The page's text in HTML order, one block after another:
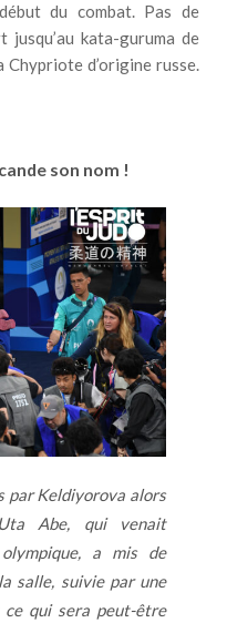
du combat. Pas de
kata-guruma de
Chypriote d’origine russe.
son nom !
par Keldiyorova alors
Abe, qui venait
a mis de
salle, suivie par une
ce qui sera peut-être